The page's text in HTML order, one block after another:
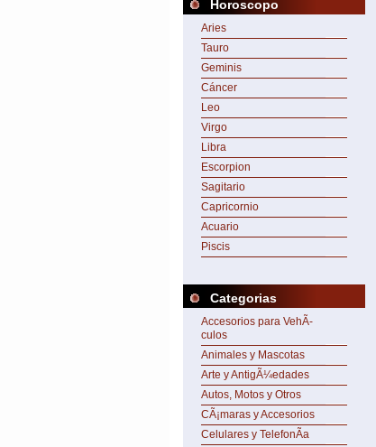
Horoscopo
Aries
Tauro
Geminis
Cáncer
Leo
Virgo
Libra
Escorpion
Sagitario
Capricornio
Acuario
Piscis
Categorias
Accesorios para VehÃ­
culos
Animales y Mascotas
Arte y AntigÃ¼edades
Autos, Motos y Otros
CÃ¡maras y Accesorios
Celulares y TelefonÃ­a